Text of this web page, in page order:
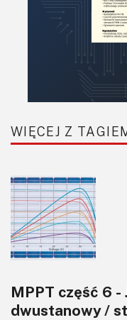
Projektowanie
Sensory
Software
Sterowanie
Transformatory
Tranzystory
Wzmacniacze
Zasilanie
WIĘCEJ Z
MPPT część 6 -
dwustanowy /